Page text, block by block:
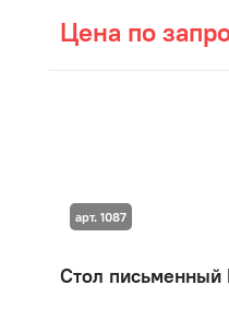
Цена по
Стол письменный
арт. 1087